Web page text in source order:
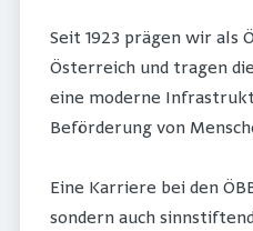
Seit 1923 prägen wir als
Österreich und tragen
eine moderne
Beförderung von
Eine Karriere bei den
sondern auch